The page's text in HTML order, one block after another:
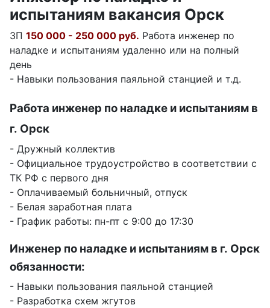
испытаниям вакансия Орск
ЗП 150 000 - 250 000 руб. Работа инженер по
наладке и испытаниям удаленно или на полный
день
- Навыки пользования паяльной станцией и т.д.
Работа инженер по наладке и испытаниям в
г. Орск
- Дружный коллектив
- Официальное трудоустройство в соответствии с
ТК РФ с первого дня
- Оплачиваемый больничный, отпуск
- Белая заработная плата
- График работы: пн-пт с 9:00 до 17:30
Инженер по наладке и испытаниям в г. Орск
обязанности:
- Навыки пользования паяльной станцией
- Разработка схем жгутов